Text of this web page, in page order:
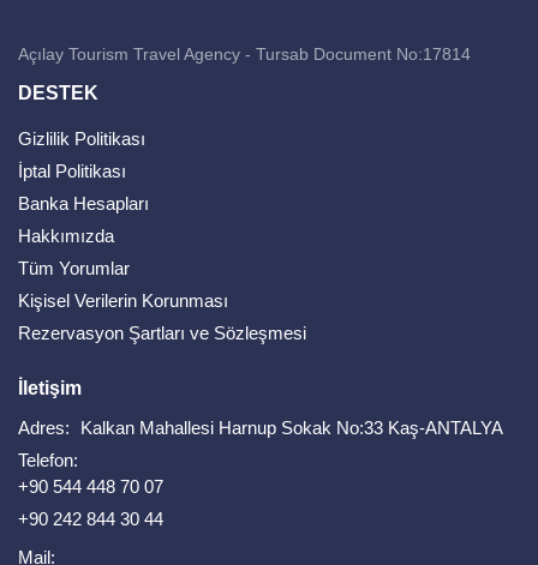
Açılay Tourism Travel Agency - Tursab Document No:17814
DESTEK
Gizlilik Politikası
İptal Politikası
Banka Hesapları
Hakkımızda
Tüm Yorumlar
Kişisel Verilerin Korunması
Rezervasyon Şartları ve Sözleşmesi
İletişim
Adres:
Kalkan Mahallesi Harnup Sokak No:33 Kaş-ANTALYA
Telefon:
+90 544 448 70 07
+90 242 844 30 44
Mail: